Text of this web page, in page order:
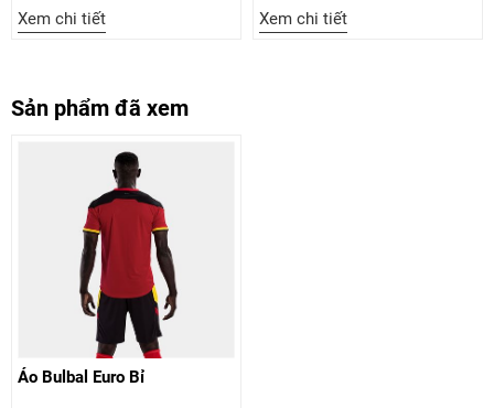
Xem chi tiết Xem chi tiết
Sản phẩm đã xem
Áo Bulbal Euro Bỉ